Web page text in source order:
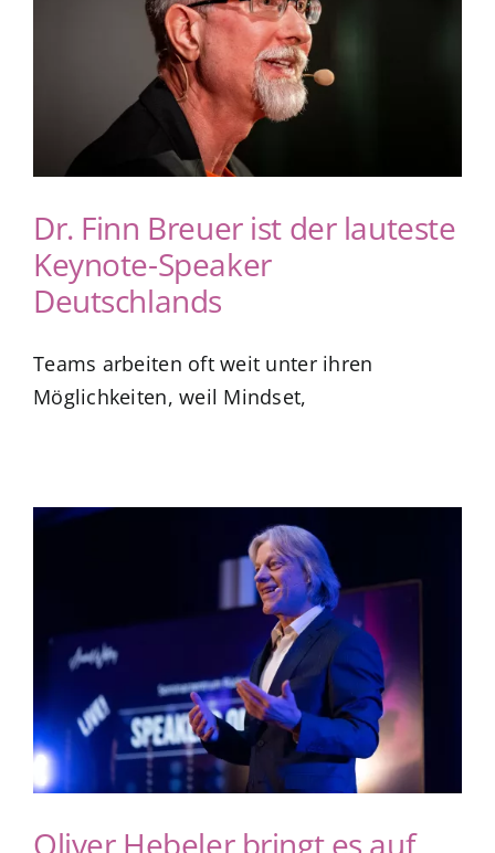
App Genre Kompass – Dein Test
Dr. Finn Breuer ist der lauteste
Keynote-Speaker
Deutschlands
Teams arbeiten oft weit unter ihren
Möglichkeiten, weil Mindset,
Oliver Hebeler bringt es auf